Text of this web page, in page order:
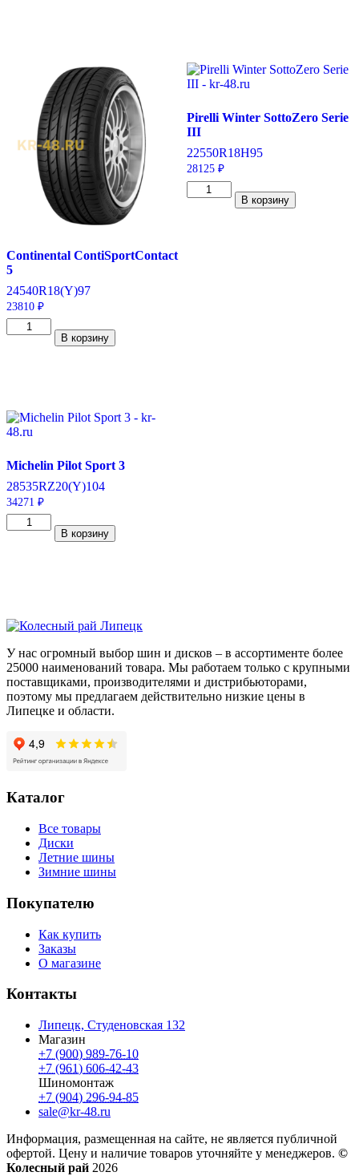
PA02J
225/60/R18
100
Continental ContiSportContact
5
24540R18(Y)97
23810 ₽
Количество
товара
97
Y
В корзину
Pirelli Winter SottoZero Serie
III
22550R18H95
28125 ₽
Количество
товара
В корзину
Michelin Pilot Sport 3
28535RZ20(Y)104
34271 ₽
Количество
товара
104
(Y)
В корзину
У нас огромный выбор шин и дисков – в ассортименте более
25000 наименований товара. Мы работаем только с крупными
поставщиками, производителями и дистрибьюторами,
поэтому мы предлагаем действительно низкие цены в
Липецке и области.
Каталог
Все товары
Диски
Летние шины
Зимние шины
Покупателю
Как купить
Заказы
О магазине
Контакты
Липецк, Студеновская 132
Магазин
+7 (900) 989-76-10
+7 (961) 606-42-43
Шиномонтаж
+7 (904) 296-94-85
sale@kr-48.ru
Информация, размещенная на сайте, не является публичной
офертой. Цену и наличие товаров уточняйте у менеджеров. ©
Колесный рай 2026